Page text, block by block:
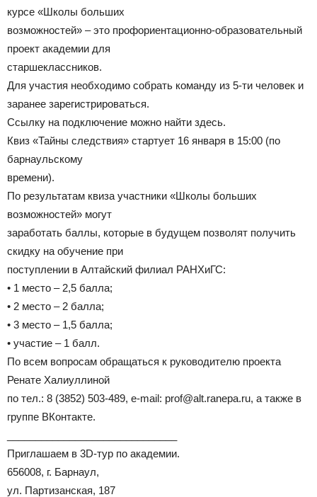
курсе «Школы больших
возможностей» – это профориентационно-образовательный
проект академии для
старшеклассников.
Для участия необходимо собрать команду из 5-ти человек и
заранее зарегистрироваться.
Ссылку на подключение можно найти здесь.
Квиз «Тайны следствия» стартует 16 января в 15:00 (по
барнаульскому
времени).
По результатам квиза участники «Школы больших
возможностей» могут
заработать баллы, которые в будущем позволят получить
скидку на обучение при
поступлении в Алтайский филиал РАНХиГС:
• 1 место – 2,5 балла;
• 2 место – 2 балла;
• 3 место – 1,5 балла;
• участие – 1 балл.
По всем вопросам обращаться к руководителю проекта
Ренате Халиуллиной
по тел.: 8 (3852) 503-489, e-mail: prof@alt.ranepa.ru, а также в
группе ВКонтакте.
Приглашаем в 3D-тур по академии.
656008, г. Барнаул,
ул. Партизанская, 187